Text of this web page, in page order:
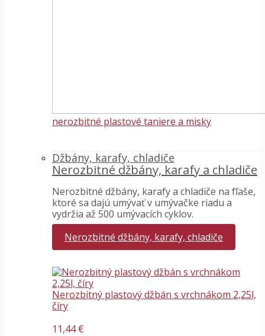
nerozbitné plastové taniere a misky
Džbány, karafy, chladiče
Nerozbitné džbány, karafy a chladiče
Nerozbitné džbány, karafy a chladiče na fľaše,
ktoré sa dajú umývať v umývačke riadu a
vydržia až 500 umývacích cyklov.
Nerozbitné džbány, karafy, chladiče
Nerozbitný plastový džbán s vrchnákom 2,25l,
číry
11,44 €